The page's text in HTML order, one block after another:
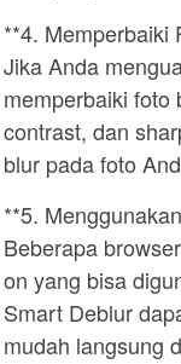
**4. Memperbaiki
Jika Anda
memperbaiki foto
contrast, dan
blur pada foto
**5.
Beberapa
on yang bisa
Smart Deblur
mudah langsung